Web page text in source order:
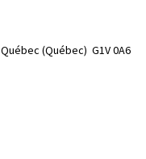
Québec (Québec)  G1V 0A6